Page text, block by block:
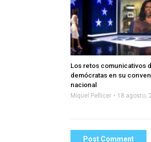
Los retos comunicativos
demócratas en su
nacional
Miquel Pellicer 18 agosto,
Post Comment